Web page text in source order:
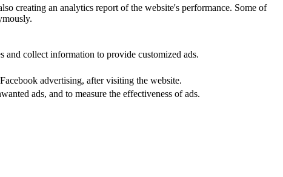
creating an analytics report of the website's performance. Some of
and collect information to provide customized ads.
advertising, after visiting the website.
ads, and to measure the effectiveness of ads.